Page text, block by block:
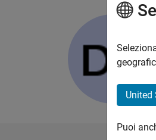
United
Puoi